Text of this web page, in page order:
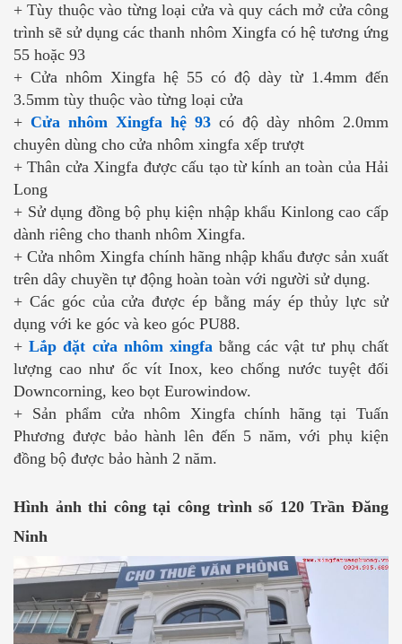
+ Tùy thuộc vào từng loại cửa và quy cách mở cửa công
trình sẽ sử dụng các thanh nhôm Xingfa có hệ tương ứng
55 hoặc 93
+ Cửa nhôm Xingfa hệ 55 có độ dày từ 1.4mm đến
3.5mm tùy thuộc vào từng loại cửa
+ Cửa nhôm Xingfa hệ 93 có độ dày nhôm 2.0mm
chuyên dùng cho cửa nhôm xingfa xếp trượt
+ Thân cửa Xingfa được cấu tạo từ kính an toàn của Hải
Long
+ Sử dụng đồng bộ phụ kiện nhập khẩu Kinlong cao cấp
dành riêng cho thanh nhôm Xingfa.
+ Cửa nhôm Xingfa chính hãng nhập khẩu được sản xuất
trên dây chuyền tự động hoàn toàn với người sử dụng.
+ Các góc của cửa được ép bằng máy ép thủy lực sử
dụng với ke góc và keo góc PU88.
+Lắp đặt cửa nhôm xingfabằng các vật tư phụ chất
lượng cao như ốc vít Inox, keo chống nước tuyệt đối
Downcorning, keo bọt Eurowindow.
+ Sản phẩm cửa nhôm Xingfa chính hãng tại Tuấn
Phương được bảo hành lên đến 5 năm, với phụ kiện
đồng bộ được bảo hành 2 năm.
Hình ảnh thi công tại công trình số 120 Trần Đăng
Ninh